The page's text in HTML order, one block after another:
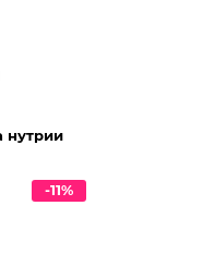
нутрии
-11%